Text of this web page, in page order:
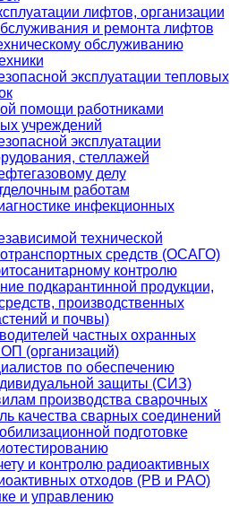
лифтов, организации
и ремонта лифтов
обслуживанию
эксплуатации тепловых
помощи работниками
учреждений
эксплуатации
стеллажей
делу
работам
инфекционных
технической
средств (ОСАГО)
контролю
подкарантинной продукции,
производственных
и почвы)
частных охранных
(организаций)
по обеспечению
защиты (СИЗ)
производства сварочных
качества сварных соединений
подготовке
и контролю радиоактивных
отходов (РВ и РАО)
и управлению